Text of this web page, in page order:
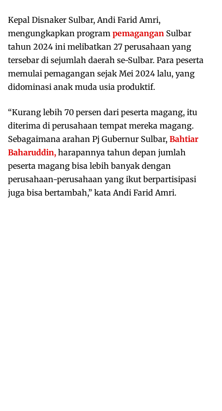
Kepal Disnaker Sulbar, Andi Farid Amri,
mengungkapkan program pemagangan Sulbar
tahun 2024 ini melibatkan 27 perusahaan yang
tersebar di sejumlah daerah se-Sulbar. Para peserta
memulai pemagangan sejak Mei 2024 lalu, yang
didominasi anak muda usia produktif.
“Kurang lebih 70 persen dari peserta magang, itu
diterima di perusahaan tempat mereka magang.
Sebagaimana arahan Pj Gubernur Sulbar, Bahtiar
Baharuddin, harapannya tahun depan jumlah
peserta magang bisa lebih banyak dengan
perusahaan-perusahaan yang ikut berpartisipasi
juga bisa bertambah,” kata Andi Farid Amri.